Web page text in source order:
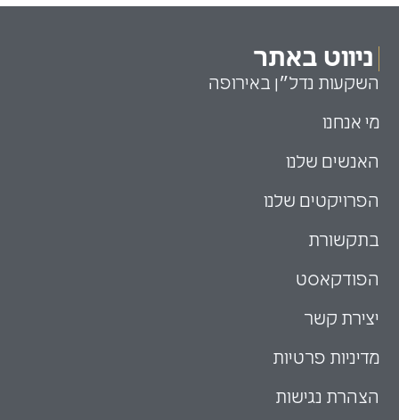
ניווט באתר
השקעות נדל״ן באירופה
מי אנחנו
האנשים שלנו
הפרויקטים שלנו
בתקשורת
הפודקאסט
יצירת קשר
מדיניות פרטיות
הצהרת נגישות